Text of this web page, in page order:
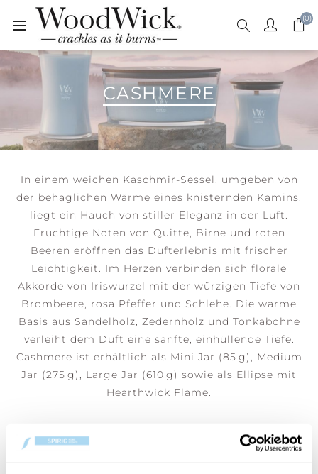
(0)
CASHMERE
In einem weichen Kaschmir-Sessel, umgeben von
der behaglichen Wärme eines knisternden Kamins,
liegt ein Hauch von stiller Eleganz in der Luft.
Fruchtige Noten von Quitte, Birne und roten
Beeren eröffnen das Dufterlebnis mit frischer
Leichtigkeit. Im Herzen verbinden sich florale
Akkorde von Iriswurzel mit der würzigen Tiefe von
Brombeere, rosa Pfeffer und Schlehe. Die warme
Basis aus Sandelholz, Zedernholz und Tonkabohne
verleiht dem Duft eine sanfte, einhüllende Tiefe.
Cashmere ist erhältlich als Mini Jar (85 g), Medium
Jar (275 g), Large Jar (610 g) sowie als Ellipse mit
Hearthwick Flame.